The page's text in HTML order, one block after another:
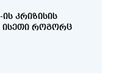
ᲘᲡ ᲙᲠᲘᲖᲘᲡᲘᲡ
ᲘᲡᲔᲗᲘ ᲠᲝᲒᲝᲠᲪ